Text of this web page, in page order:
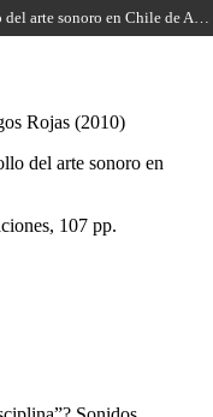
Sonidos visibles: antecedentes y desarrollo del arte sonoro en Chile de Ana María Estrada Zuñiga y Felipe Lagos Rojas (2010)